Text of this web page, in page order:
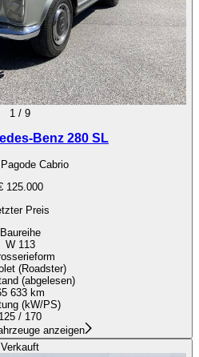
1 / 9
Benz 280 SL
Cabrio
125.000
Preis
Baureihe
W 113
(Roadster)
(abgelesen)
633 km
(kW/PS)
125 / 170
anzeigen
Verkauft